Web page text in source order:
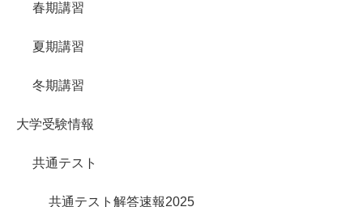
春期講習
夏期講習
冬期講習
大学受験情報
共通テスト
共通テスト解答速報2025